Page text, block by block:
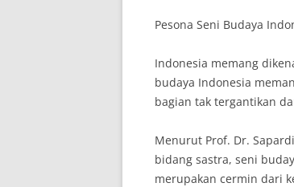
Pesona Seni Budaya
Indonesia memang
budaya Indonesia
bagian tak tergantikan
Menurut Prof. Dr.
bidang sastra, seni
merupakan cermin dari